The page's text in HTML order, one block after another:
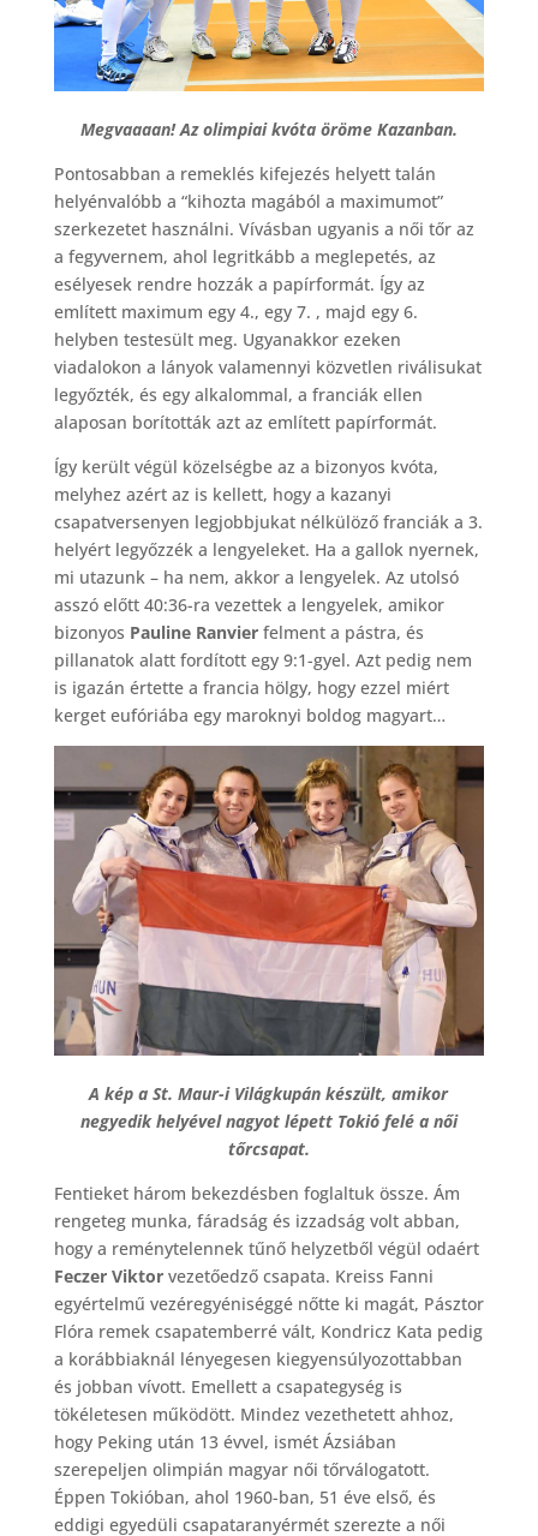
Megvaaaan! Az olimpiai kvóta öröme Kazanban.
Pontosabban a remeklés kifejezés helyett talán
helyénvalóbb a “kihozta magából a maximumot”
szerkezetet használni. Vívásban ugyanis a női tőr az
a fegyvernem, ahol legritkább a meglepetés, az
esélyesek rendre hozzák a papírformát. Így az
említett maximum egy 4., egy 7. , majd egy 6.
helyben testesült meg. Ugyanakkor ezeken
viadalokon a lányok valamennyi közvetlen riválisukat
legyőzték, és egy alkalommal, a franciák ellen
alaposan borították azt az említett papírformát.
Így került végül közelségbe az a bizonyos kvóta,
melyhez azért az is kellett, hogy a kazanyi
csapatversenyen legjobbjukat nélkülöző franciák a 3.
helyért legyőzzék a lengyeleket. Ha a gallok nyernek,
mi utazunk – ha nem, akkor a lengyelek. Az utolsó
asszó előtt 40:36-ra vezettek a lengyelek, amikor
bizonyos Pauline Ranvierfelment a pástra, és
pillanatok alatt fordított egy 9:1-gyel. Azt pedig nem
is igazán értette a francia hölgy, hogy ezzel miért
kerget eufóriába egy maroknyi boldog magyart…
A kép a St. Maur-i Világkupán készült, amikor
negyedik helyével nagyot lépett Tokió felé a női
tőrcsapat.
Fentieket három bekezdésben foglaltuk össze. Ám
rengeteg munka, fáradság és izzadság volt abban,
hogy a reménytelennek tűnő helyzetből végül odaért
Feczer Viktorvezetőedző csapata. Kreiss Fanni
egyértelmű vezéregyéniséggé nőtte ki magát, Pásztor
Flóra remek csapatemberré vált, Kondricz Kata pedig
a korábbiaknál lényegesen kiegyensúlyozottabban
és jobban vívott. Emellett a csapategység is
tökéletesen működött. Mindez vezethetett ahhoz,
hogy Peking után 13 évvel, ismét Ázsiában
szerepeljen olimpián magyar női tőrválogatott.
Éppen Tokióban, ahol 1960-ban, 51 éve első, és
eddigi egyedüli csapataranyérmét szerezte a női